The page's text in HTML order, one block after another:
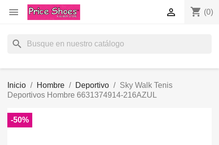
 shopping_cart (0)

search
Inicio Hombre Deportivo
Sky Walk Tenis
Deportivos Hombre 6631374914-216AZUL
-50%